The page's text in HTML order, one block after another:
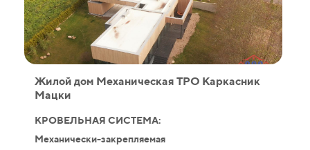
Жилой дом Механическая ТPO Каркасник
Мацки
КРОВЕЛЬНАЯ СИСТЕМА:
Механически-закрепляемая